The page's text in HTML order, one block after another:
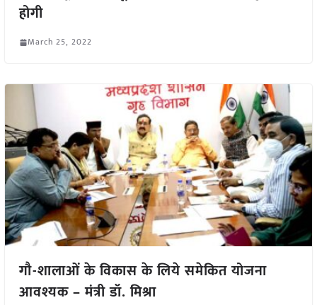
होगी
March 25, 2022
गौ-शालाओं के विकास के लिये समेकित योजना
आवश्यक – मंत्री डॉ. मिश्रा